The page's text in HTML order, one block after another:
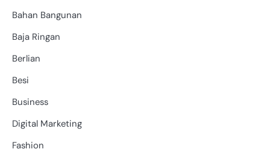
Bahan Bangunan
Baja Ringan
Berlian
Besi
Business
Digital Marketing
Fashion